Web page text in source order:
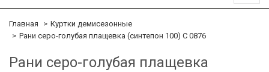
Главная
Куртки демисезонные
Рани серо-голубая плащевка (синтепон 100) С 0876
Рани серо-голубая плащевка